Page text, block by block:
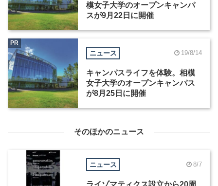
模女子大学のオープンキャンパ
スが9月22日に開催
ニュース 19/8/14
キャンパスライフを体験。相模
女子大学のオープンキャンパス
が8月25日に開催
PR
そのほかのニュース
ニュース 8/7
ライゾマティクス設立から20周